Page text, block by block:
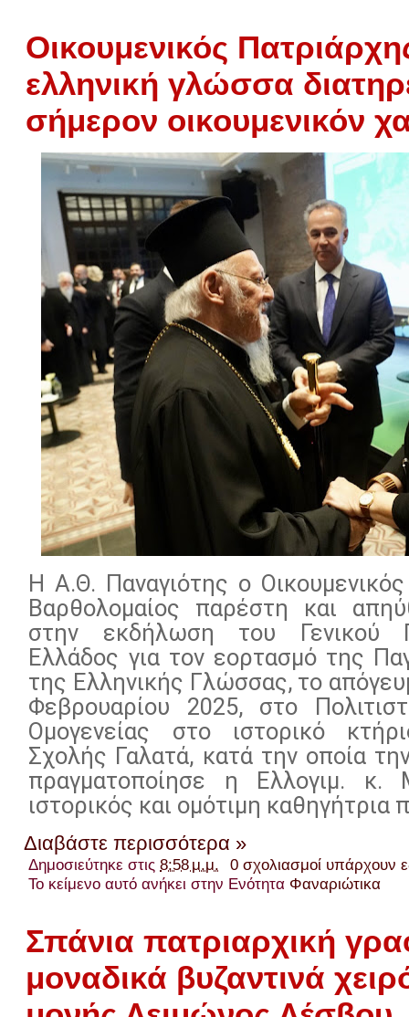
Οικουμενικός
ελληνική γλώσσα
σήμερον οικουμενικόν
Η Α.Θ. Παναγιότης ο
Βαρθολομαίος παρέστη και
στην εκδήλωση του Γενικού
Ελλάδος για τον εορτασμό της
της Ελληνικής Γλώσσας, το
Φεβρουαρίου 2025, στο
Ομογενείας στο ιστορικό
Σχολής Γαλατά, κατά την οποία
πραγματοποίησε η Ελλογιμ. κ.
ιστορικός και ομότιμη καθηγήτρια
Διαβάστε περισσότερα »
Δημοσιεύτηκε στις8:58 μ.μ.
0 σχολιασμοί υπάρχουν
Το κείμενο αυτό ανήκει στην Ενότητα Φαναριώτικα
Σπάνια πατριαρχική
μοναδικά βυζαντινά